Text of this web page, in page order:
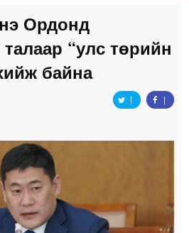
төр, эдийн засаг
Гэмт хэрэг
Easy news
Ордонд
“улс төрийн
байна